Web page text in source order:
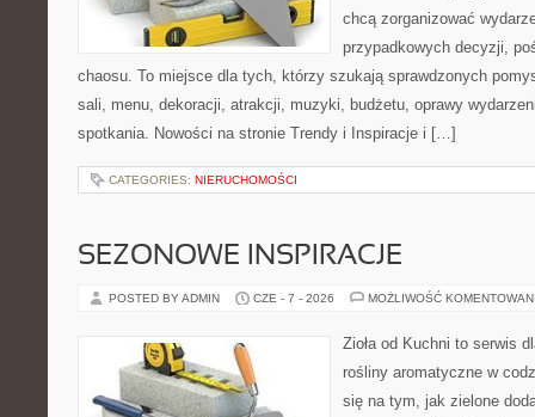
chcą zorganizować
przypadkowych decyzji,
chaosu. To miejsce dla tych, którzy szukają sprawdzonych
sali, menu, dekoracji, atrakcji, muzyki, budżetu, oprawy
spotkania. Nowości na stronie Trendy i Inspiracje i […]
CATEGORIES: NIERUCHOMOŚCI
SEZONOWE INSPIRACJE
POSTED BY ADMIN CZE - 7 - 2026 MOŻLIWOŚĆ
Zioła od Kuchni to serwis
rośliny aromatyczne w
się na tym, jak zielone